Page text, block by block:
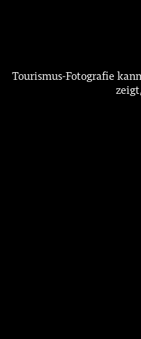
Tourismus-Fotografie